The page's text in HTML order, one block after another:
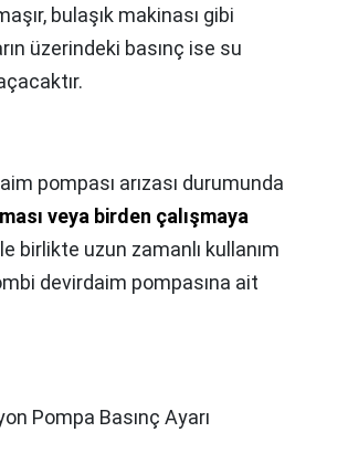
bulaşık makinası gibi
üzerindeki basınç ise su
pompası arızası durumunda
veya birden çalışmaya
birlikte uzun zamanlı kullanım
devirdaim pompasına ait
Pompa Basınç Ayarı